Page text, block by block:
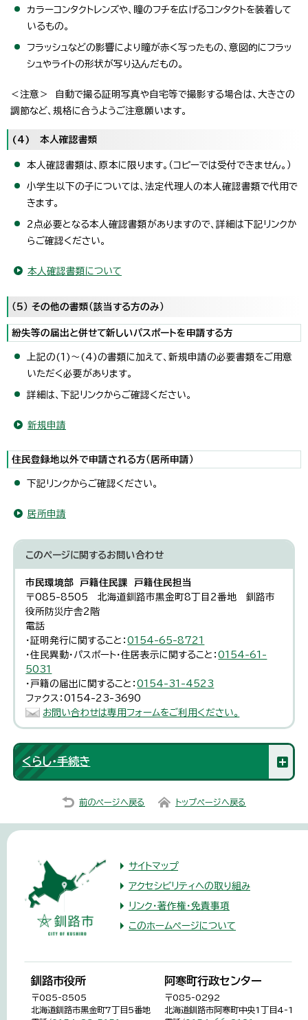
カラーコンタクトレンズや、瞳のフチを広げるコンタクトを装着して
いるもの。
フラッシュなどの影響により瞳が赤く写ったもの、意図的にフラッ
シュやライトの形状が写り込んだもの。
＜注意＞ 自動で撮る証明写真や自宅等で撮影する場合は、大きさの
調節など、規格に合うようご注意願います。
(4) 本人確認書類
本人確認書類は、原本に限ります。（コピーでは受付できません。）
小学生以下の子については、法定代理人の本人確認書類で代用で
きます。
2点必要となる本人確認書類がありますので、詳細は下記リンクか
らご確認ください。
本人確認書類について
（5） その他の書類（該当する方のみ）
紛失等の届出と併せて新しいパスポートを申請する方
上記の(1)～(4)の書類に加えて、新規申請の必要書類をご用意
いただく必要があります。
詳細は、下記リンクからご確認ください。
新規申請
住民登録地以外で申請される方（居所申請）
下記リンクからご確認ください。
居所申請
このページに関するお問い合わせ
市民環境部 戸籍住民課 戸籍住民担当
〒085-8505 北海道釧路市黒金町8丁目2番地 釧路市
役所防災庁舎2階
電話
・証明発行に関すること：0154-65-8721
・住民異動・パスポート・住居表示に関すること：0154-61-
5031
・戸籍の届出に関すること：0154-31-4523
ファクス：0154-23-3690
お問い合わせは専用フォームをご利用ください。
くらし・手続き
前のページへ戻る トップページへ戻る
サイトマップ
アクセシビリティへの取り組み
リンク・著作権・免責事項
このホームページについて
釧路市役所
〒085-8505
北海道釧路市黒金町7丁目5番地
阿寒町行政センター
〒085-0292
北海道釧路市阿寒町中央1丁目4-1